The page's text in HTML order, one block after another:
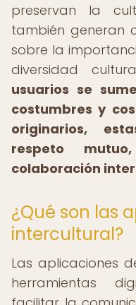
preservan la
también generan
sobre la
diversidad
usuarios se
costumbres y
originarios,
respeto
colaboración
¿Qué son las
intercultural?
Las aplicaciones
herramientas